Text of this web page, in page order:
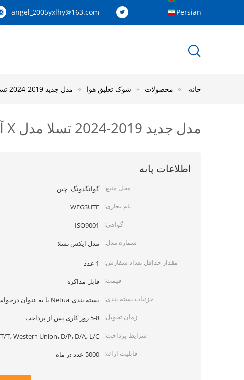
angel_2005yxlhy@163.com Persian
خانه محصولات شوک تعلیق هوا مدل جدید 2019-2024 تسلا مدل X آبگرم کننده شاک هوایی راست عقب w / ADS 1066466-00-C
مدل جدید 2019-2024 تسلا مدل X آبگرم کننده شاک هوایی راست عقب w / ADS 1066466-00-C
اطلاعات پایه
محل منبع:
گوانگدونگ، چین
نام تجاری:
WEGSUTE
گواهی:
ISO9001
شماره مدل:
مدل ایکس تسلا
مقدار حداقل تعداد سفارش:
1 عدد
قیمت:
قابل مذاکره
جزئیات بسته بندی:
بسته بندی Netual یا به عنوان درخواست مشتری
زمان تحویل:
5-8 روز کاری پس از پرداخت
شرایط پرداخت:
T/T، Western Union، D/P، D/A، L/C
قابلیت ارائه:
5000 عدد در ماه